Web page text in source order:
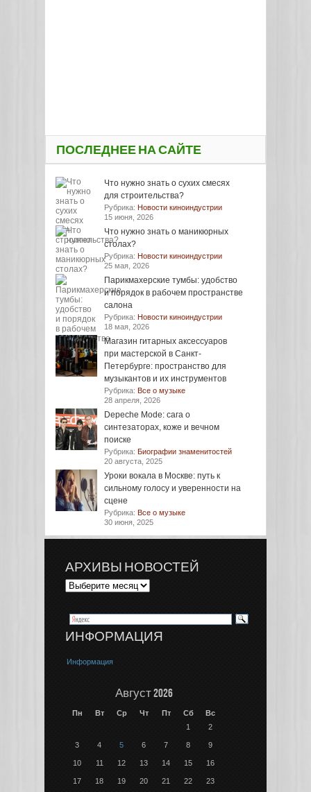
ПОСЛЕДНЕЕ НА САЙТЕ
Что нужно знать о сухих смесях
для строительства?
Рубрика: Новости киноиндустрии
15 июня, 2026
Что нужно знать о маникюрных
столах?
Рубрика: Новости киноиндустрии
25 мая, 2026
Парикмахерские тумбы: удобство
и порядок в рабочем пространстве
салона
Рубрика: Новости киноиндустрии
18 мая, 2026
Магазин гитарных аксессуаров
при мастерской в Санкт-
Петербурге: пространство для
музыкантов и их инструментов
Рубрика: Все о музыке
28 апреля, 2026
Depeche Mode: сага о
синтезаторах, коже и вечном
поиске
Рубрика: Биографии знаменитостей
20 августа, 2025
Уроки вокала в Москве: путь к
сильному голосу и уверенности на
сцене
Рубрика: Все о музыке
30 июня, 2025
АРХИВЫ НОВОСТЕЙ
ИНФОРМАЦИЯ
Информация
Август 2026
Пн Вт Ср Чт Пт Сб
Вс
1
2
3 4 5 6 7 8 9
10 11 12 13 14 15 16
17 18 19 20 21 22 23